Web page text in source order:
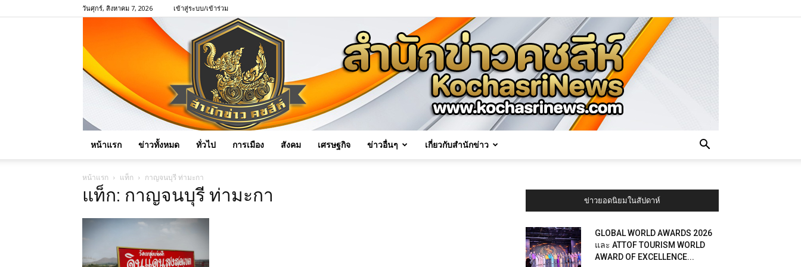
วันศุกร์, สิงหาคม 7, 2026 เข้าสู่ระบบ/เข้าร่วม
หน้าแรก ข่าวทั้งหมด ทั่วไป การเมือง สังคม เศรษฐกิจ ข่าวอื่นๆ เกี่ยวกับสำนักข่าว
หน้าแรก แท็ก กาญจนบุรี ท่ามะกา
แท็ก: กาญจนบุรี ท่ามะกา ข่าวยอดนิยมในสัปดาห์
GLOBAL WORLD AWARDS 2026
และ ATTOF TOURISM WORLD
AWARD OF EXCELLENCE...